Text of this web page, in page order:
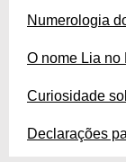
Numerologia
O nome Lia no
Curiosidade
Declarações